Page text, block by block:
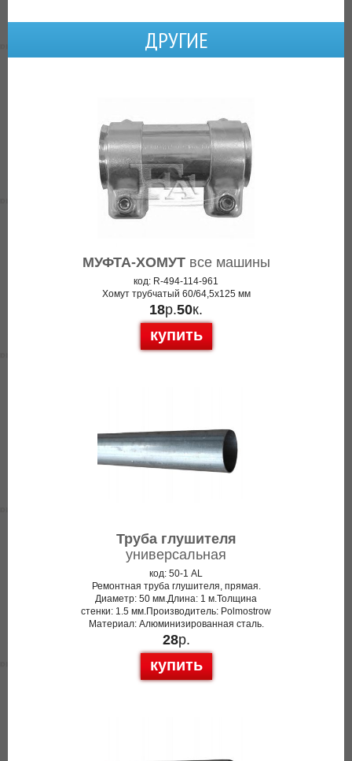
ДРУГИЕ
МУФТА-ХОМУТвсе машины
код: R-494-114-961
Хомут трубчатый 60/64,5x125 мм
18р.50к.
купить
Труба глушителя
универсальная
код: 50-1 AL
Ремонтная труба глушителя, прямая.
Диаметр: 50 мм.Длина: 1 м.Толщина
стенки: 1.5 мм.Производитель: Polmostrow
Материал: Алюминизированная сталь.
28р.
купить